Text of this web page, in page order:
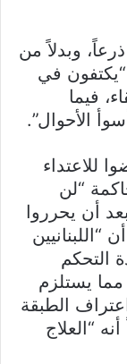
وبدلاً من
“يكتفون في
فيما
الأحوال”.
للاعتداء
“لن
أن يحرروا
التحكم
مما يستلزم
الطبقة
“العلاج